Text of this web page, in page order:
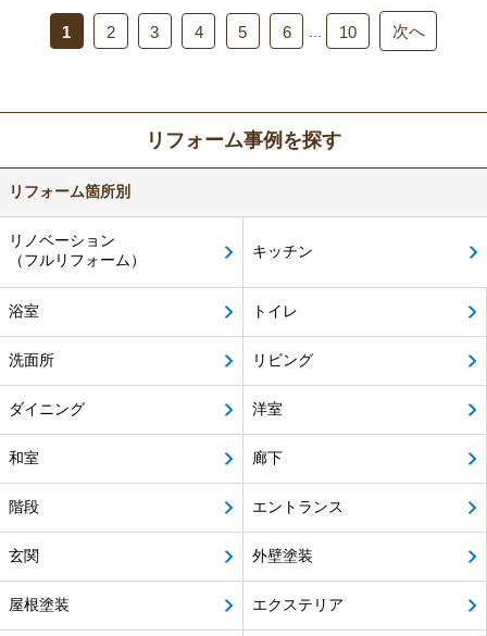
1 2 3 4 5 6 10 次へ
リフォーム事例を探す
リフォーム箇所別
リノベーション
（フルリフォーム）
キッチン
浴室 トイレ
洗面所 リビング
ダイニング 洋室
和室 廊下
階段 エントランス
玄関 外壁塗装
屋根塗装 エクステリア